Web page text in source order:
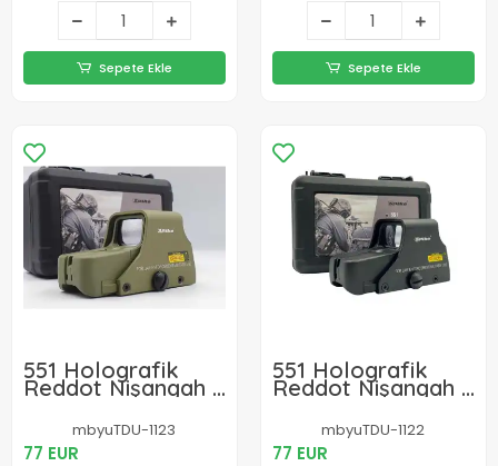
Sepete Ekle Sepete Ekle
551 Holografik
Reddot Nişangah -
Çöl Rengi
mbyuTDU-1123
77 EUR
551 Holografik
Reddot Nişangah -
Siyah
mbyuTDU-1122
77 EUR